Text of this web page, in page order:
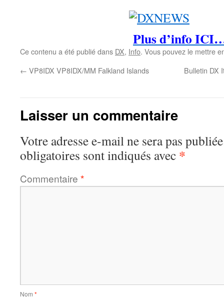
Plus d’info
Ce contenu a été publié dans DX, Info. Vous pouvez le mettre
← VP8IDX VP8IDX/MM Falkland Islands Bulletin DX
Laisser un commentaire
Votre adresse e-mail ne sera pas
obligatoires sont indiqués avec *
Commentaire *
Nom *